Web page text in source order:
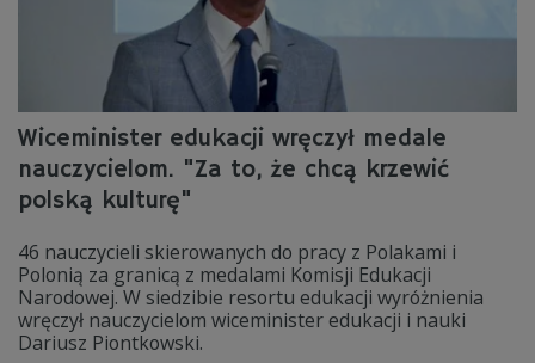
Wiceminister edukacji wręczył medale
nauczycielom. "Za to, że chcą krzewić
polską kulturę"
46 nauczycieli skierowanych do pracy z Polakami i
Polonią za granicą z medalami Komisji Edukacji
Narodowej. W siedzibie resortu edukacji wyróżnienia
wręczył nauczycielom wiceminister edukacji i nauki
Dariusz Piontkowski.